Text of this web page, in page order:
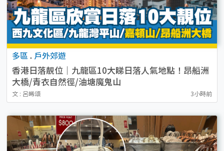
多區 . 戶外郊遊
香港日落靚位｜九龍區10大睇日落人氣地點！昂船洲
大橋/青衣自然徑/油塘魔鬼山
文 : 呂晞頌 3小時前